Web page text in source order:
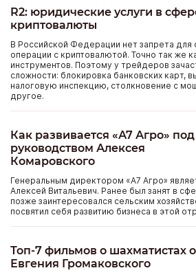
R2: юридические услуги в
криптовалюты
В Российской Федерации нет запрета для
операции с криптовалютой. Точно так же
инструментов. Поэтому у трейдеров
сложности: блокировка банковских карт,
налоговую инспекцию, столкновение с
другое.
Как развивается «А7 Агро» под
руководством Алексея
Комаровского
Генеральным директором «А7 Агро»
Алексей Витальевич. Ранее был занят в
позже заинтересовался сельским
посвятил себя развитию бизнеса в этой
Топ-7 фильмов о шахматистах
Евгения Громаковского